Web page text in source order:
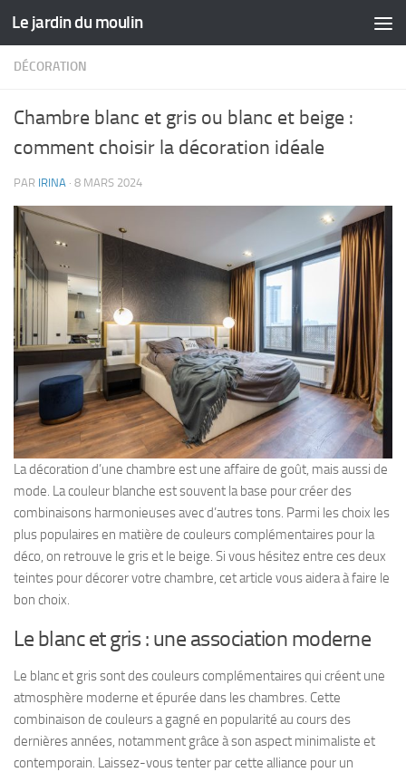
Skip to content
Le jardin du moulin
DÉCORATION
Chambre blanc et gris ou blanc et beige :
comment choisir la décoration idéale
PAR IRINA · 8 MARS 2024
La décoration d’une chambre est une affaire de goût, mais aussi de
mode. La couleur blanche est souvent la base pour créer des
combinaisons harmonieuses avec d’autres tons. Parmi les choix les
plus populaires en matière de couleurs complémentaires pour la
déco, on retrouve le gris et le beige. Si vous hésitez entre ces deux
teintes pour décorer votre chambre, cet article vous aidera à faire le
bon choix.
Le blanc et gris : une association moderne
Le blanc et gris sont des couleurs complémentaires qui créent une
atmosphère moderne et épurée dans les chambres. Cette
combinaison de couleurs a gagné en popularité au cours des
dernières années, notamment grâce à son aspect minimaliste et
contemporain. Laissez-vous tenter par cette alliance pour un